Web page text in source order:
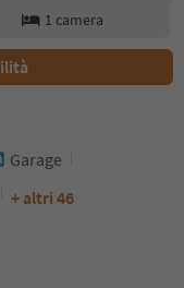
1 camera
Garage
+ altri 46